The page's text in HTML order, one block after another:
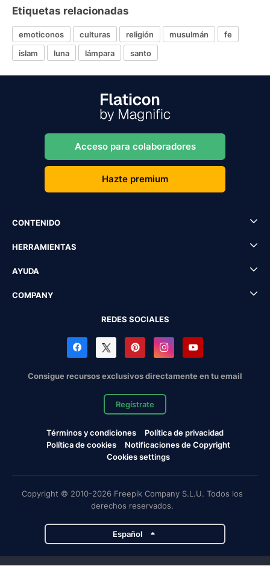
Etiquetas relacionadas
emoticonos culturas religión musulmán
fe
islam
luna lámpara santo
Acceso para colaboradores
Hazte premium
CONTENIDO
HERRAMIENTAS
AYUDA
COMPANY
REDES SOCIALES
Consigue recursos exclusivos directamente en tu email
Regístrate
Términos y condiciones
Política de privacidad
Política de cookies
Notificaciones de Copyright
Cookies settings
Copyright © 2010-2026 Freepik Company S.L.U. Todos los
derechos reservados.
Español